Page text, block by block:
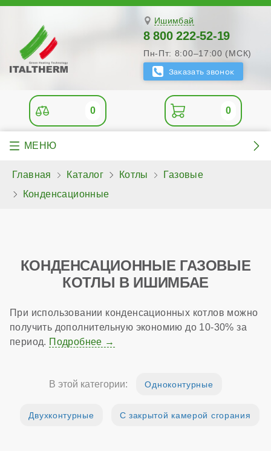
Ишимбай
8 800 222-52-19
Пн-Пт: 8:00–17:00 (МСК)
0 0
Главная Каталог Котлы
Газовые
Конденсационные
КОНДЕНСАЦИОННЫЕ ГАЗОВЫЕ
КОТЛЫ В ИШИМБАЕ
При использовании конденсационных котлов можно
получить дополнительную экономию до 10-30% за
период. Подробнее
В этой категории: Одноконтурные
Двухконтурные С закрытой камерой сгорания